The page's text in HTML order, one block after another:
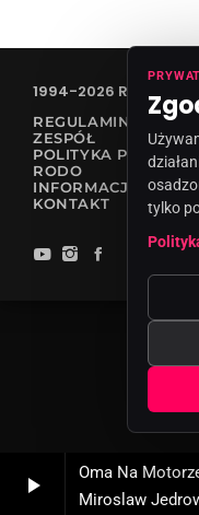
play_arrow
Oma Na
Miroslaw
1994-2026 RADIO
REGULAMIN
ZESPÓŁ
POLITYKA
RODO
INFORMACJA O
KONTAKT
tylko